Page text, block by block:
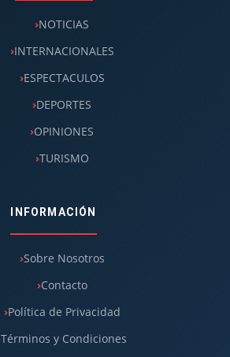
NOTICIAS
INTERNACIONALES
ESPECTACULOS
DEPORTES
OPINIONES
TURISMO
INFORMACIÓN
Sobre Nosotros
Contacto
Política de Privacidad
Términos y Condiciones